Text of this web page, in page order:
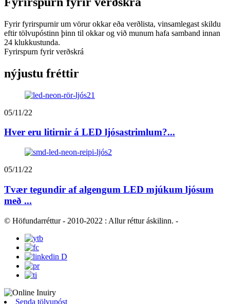
Fyrir fyrirspurnir um vörur okkar eða verðlista, vinsamlegast skildu
eftir tölvupóstinn þinn til okkar og við munum hafa samband innan
24 klukkustunda.
Fyrirspurn fyrir verðskrá
nýjustu fréttir
05/11/22
Hver eru litirnir á LED ljósastrimlum?...
05/11/22
Tvær tegundir af algengum LED mjúkum ljósum
með ...
© Höfundarréttur - 2010-2022 : Allur réttur áskilinn. -
Senda tölvupóst